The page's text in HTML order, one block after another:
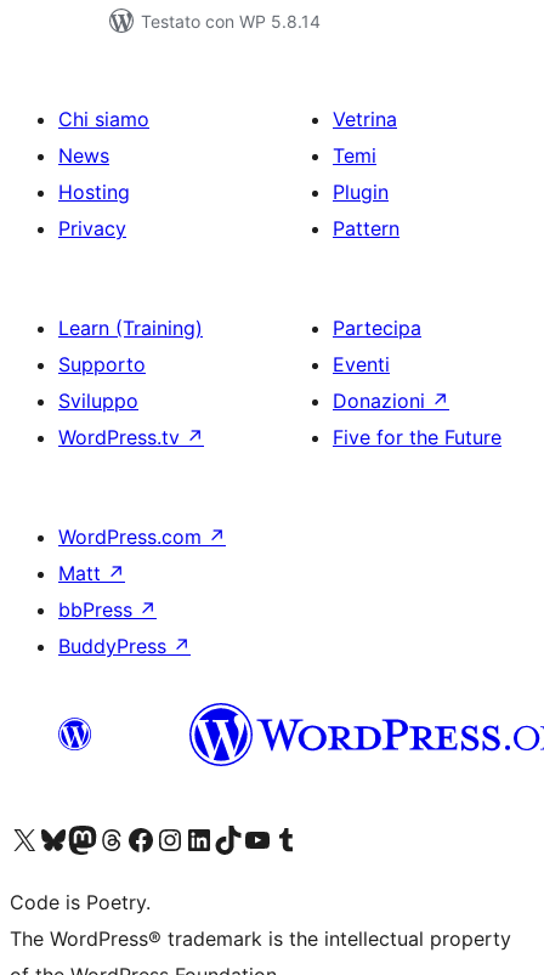
Testato con WP 5.8.14
Chi siamo
News
Hosting
Privacy
Vetrina
Temi
Plugin
Pattern
Learn (Training)
Supporto
Sviluppo
WordPress.tv ↗
Partecipa
Eventi
Donazioni ↗
Five for the Future
WordPress.com ↗
Matt ↗
bbPress ↗
BuddyPress ↗
Visita il nostro account X (ex Twitter)
Visita il nostro account Bluesky
Visita il nostro account Mastodon
Visita il nostro account Threads
Visita la nostra pagina Facebook
Visita il nostro account Instagram
Visita il nostro account LinkedIn
Visita il nostro account TikTok
Visita il nostro canale YouTube
Visita il nostro account Tumblr
Code is Poetry.
The WordPress® trademark is the intellectual property